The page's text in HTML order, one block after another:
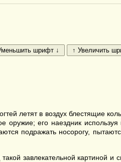
летят в воздух блестящие
оружие; его наездник
подражать носорогу,
завлекательной картиной